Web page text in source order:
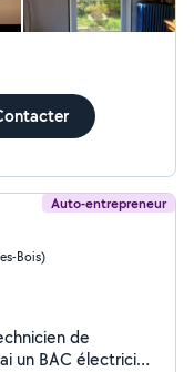
Auto-entrepreneur
Bois)
de
un BAC électricien